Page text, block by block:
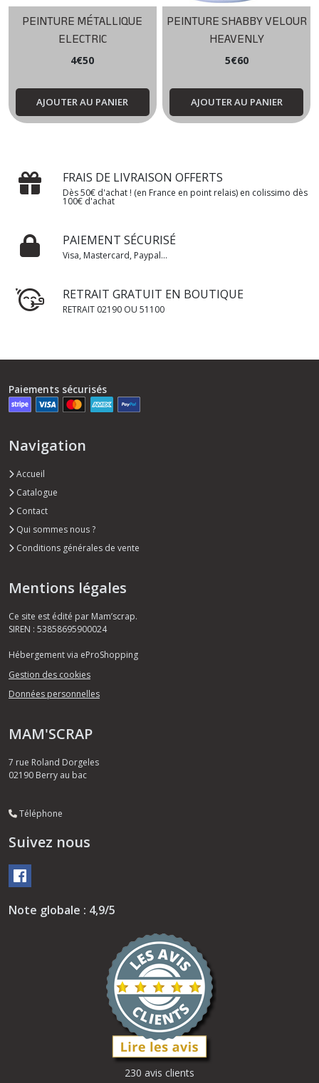
PEINTURE MÉTALLIQUE
ELECTRIC
4€50
AJOUTER AU PANIER
PEINTURE SHABBY VELOUR
HEAVENLY
5€60
AJOUTER AU PANIER
FRAIS DE LIVRAISON OFFERTS
Dès 50€ d'achat ! (en France en point relais) en colissimo dès
100€ d'achat
PAIEMENT SÉCURISÉ
Visa, Mastercard, Paypal...
RETRAIT GRATUIT EN BOUTIQUE
RETRAIT 02190 OU 51100
Paiements sécurisés
Navigation
Accueil
Catalogue
Contact
Qui sommes nous ?
Conditions générales de vente
Mentions légales
Ce site est édité par Mam’scrap.
SIREN : 53858695900024
Hébergement via eProShopping
Gestion des cookies
Données personnelles
MAM'SCRAP
7 rue Roland Dorgeles
02190 Berry au bac
Téléphone
Suivez nous
Note globale : 4,9/5
230 avis clients